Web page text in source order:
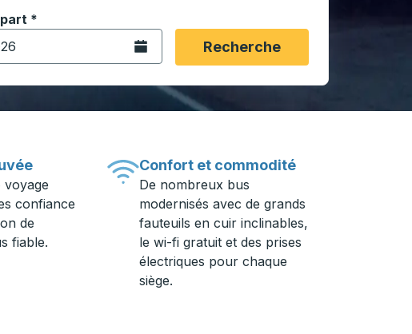
fléchées pour accéder à la ville d'origine souhaitée, puis
les options de localisation, puis utilisez les touches fléchées
*
au format date Barre oblique du mois à 2 chiffres Barre
Ouvrez le calendrier.Recherche
voyage
confiance
de
fiable.
Confort et commodité
De nombreux bus
modernisés avec de grands
fauteuils en cuir inclinables,
le wi-fi gratuit et des prises
électriques pour chaque
siège.